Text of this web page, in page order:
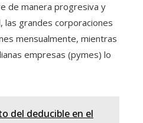
de manera progresiva y
las grandes corporaciones
mensualmente, mientras
empresas (pymes) lo
del deducible en el